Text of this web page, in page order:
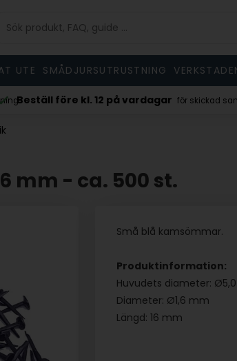
UTE SMÅDJURSUTRUSTNING
Beställ före kl. 12 på vardagar för skickad
mm - ca. 500 st.
Små blå kamsömmar.
Produktinformation:
Huvudets diameter:
Diameter: Ø1,6 mm
Längd: 16 mm